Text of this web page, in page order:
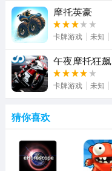
摩托英豪
卡牌游戏 未知
午夜摩托狂飙
卡牌游戏 未知
猜你喜欢